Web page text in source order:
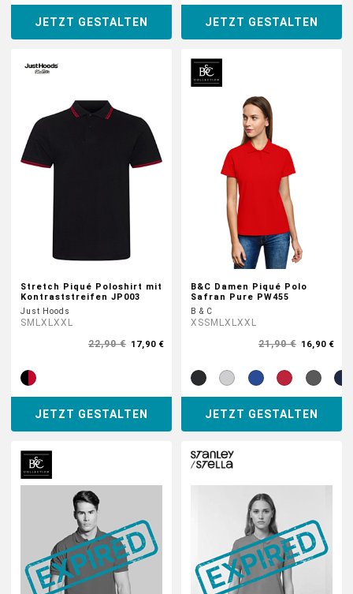
JETZT GESTALTEN JETZT GESTALTEN
Stretch Piqué Poloshirt mit
Kontraststreifen JP003
Just Hoods
S M LXLXXL
22,90 € 17,90 €
JETZT GESTALTEN
B&C Damen Piqué Polo
Safran Pure PW455
B & C
XSS M LXLXXL
21,90 € 16,90 €
JETZT GESTALTEN